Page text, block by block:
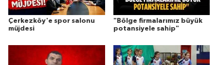
Çerkezköy'e spor salonu
müjdesi
"Bölge firmalarımız büyük
potansiyele sahip"